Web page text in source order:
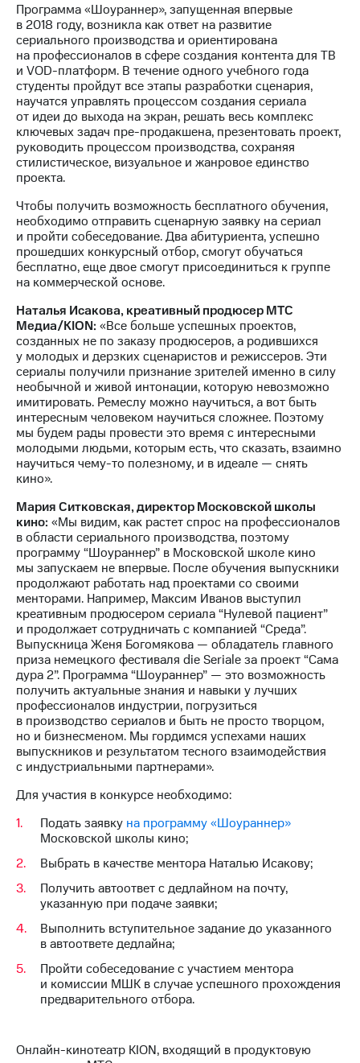
Информация
акционерам
Документы
ПАО
"МТС"
Собрания
акционеров
Личный
кабинет
акционера
Акционерный
и
аудит
Рынок
акций
Описание
Программа
приобретения
Порядок
выкупа
акций
Дивиденды
Рынок
облигаций
Описание
Еврооблигации-2023
Уведомление
погашении
именных
облигаций
Другое
Регистратор
Реквизиты
Контакты
развитие
деловая этика
На главную
Программа «Шоураннер», запущенная впервые
в 2018 году, возникла как ответ на развитие
сериального производства и ориентирована
на профессионалов в сфере создания контента для ТВ
и VOD-платформ. В течение одного учебного года
студенты пройдут все этапы разработки сценария,
научатся управлять процессом создания сериала
от идеи до выхода на экран, решать весь комплекс
ключевых задач пре-продакшена, презентовать проект,
руководить процессом производства, сохраняя
стилистическое, визуальное и жанровое единство
проекта.
Чтобы получить возможность бесплатного обучения,
необходимо отправить сценарную заявку на сериал
и пройти собеседование. Два абитуриента, успешно
прошедших конкурсный отбор, смогут обучаться
бесплатно, еще двое смогут присоединиться к группе
на коммерческой основе.
Наталья Исакова, креативный продюсер МТС
Медиа/KION: «Все больше успешных проектов,
созданных не по заказу продюсеров, а родившихся
у молодых и дерзких сценаристов и режиссеров. Эти
сериалы получили признание зрителей именно в силу
необычной и живой интонации, которую невозможно
имитировать. Ремеслу можно научиться, а вот быть
интересным человеком научиться сложнее. Поэтому
мы будем рады провести это время с интересными
молодыми людьми, которым есть, что сказать, взаимно
научиться чему-то полезному, и в идеале — снять
кино».
Мария Ситковская, директор Московской школы
кино: «Мы видим, как растет спрос на профессионалов
в области сериального производства, поэтому
программу “Шоураннер” в Московской школе кино
мы запускаем не впервые. После обучения выпускники
продолжают работать над проектами со своими
менторами. Например, Максим Иванов выступил
креативным продюсером сериала “Нулевой пациент”
и продолжает сотрудничать с компанией “Среда”.
Выпускница Женя Богомякова — обладатель главного
приза немецкого фестиваля die Seriale за проект “Сама
дура 2”. Программа “Шоураннер” — это возможность
получить актуальные знания и навыки у лучших
профессионалов индустрии, погрузиться
в производство сериалов и быть не просто творцом,
но и бизнесменом. Мы гордимся успехами наших
выпускников и результатом тесного взаимодействия
с индустриальными партнерами».
Для участия в конкурсе необходимо:
Подать заявку на программу «Шоураннер»
Московской школы кино;
Выбрать в качестве ментора Наталью Исакову;
Получить автоответ с дедлайном на почту,
указанную при подаче заявки;
Выполнить вступительное задание до указанного
в автоответе дедлайна;
Пройти собеседование с участием ментора
и комиссии МШК в случае успешного прохождения
предварительного отбора.
Онлайн-кинотеатр KION, входящий в продуктовую